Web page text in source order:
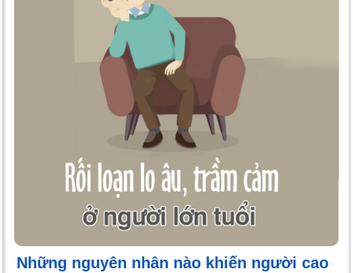
Những nguyên nhân nào khiến người cao